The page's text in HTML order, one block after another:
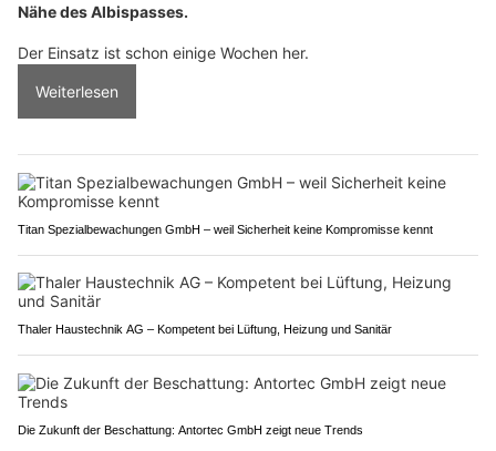
Nähe des Albispasses.
Der Einsatz ist schon einige Wochen her.
Weiterlesen
Titan Spezialbewachungen GmbH – weil Sicherheit keine Kompromisse kennt
Thaler Haustechnik AG – Kompetent bei Lüftung, Heizung und Sanitär
Die Zukunft der Beschattung: Antortec GmbH zeigt neue Trends